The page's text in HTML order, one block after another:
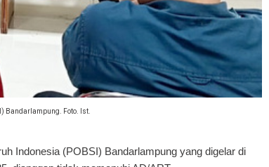
Bandarlampung. Foto. Ist.
Indonesia (POBSI) Bandarlampung yang digelar di